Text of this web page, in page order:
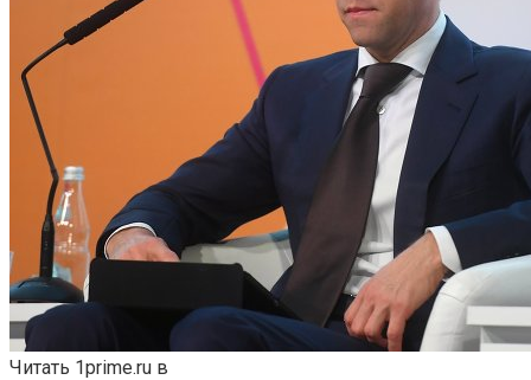
Читать 1prime.ru в